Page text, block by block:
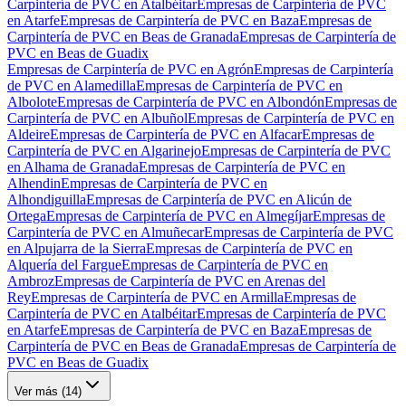
Carpintería de PVC en AtalbéitarEmpresas de Carpintería de PVC
en AtarfeEmpresas de Carpintería de PVC en BazaEmpresas de
Carpintería de PVC en Beas de GranadaEmpresas de Carpintería de
PVC en Beas de Guadix
Empresas de Carpintería de PVC en AgrónEmpresas de Carpintería
de PVC en AlamedillaEmpresas de Carpintería de PVC en
AlboloteEmpresas de Carpintería de PVC en AlbondónEmpresas de
Carpintería de PVC en AlbuñolEmpresas de Carpintería de PVC en
AldeireEmpresas de Carpintería de PVC en AlfacarEmpresas de
Carpintería de PVC en AlgarinejoEmpresas de Carpintería de PVC
en Alhama de GranadaEmpresas de Carpintería de PVC en
AlhendinEmpresas de Carpintería de PVC en
AlhondiguillaEmpresas de Carpintería de PVC en Alicún de
OrtegaEmpresas de Carpintería de PVC en AlmegíjarEmpresas de
Carpintería de PVC en AlmuñecarEmpresas de Carpintería de PVC
en Alpujarra de la SierraEmpresas de Carpintería de PVC en
Alquería del FargueEmpresas de Carpintería de PVC en
AmbrozEmpresas de Carpintería de PVC en Arenas del
ReyEmpresas de Carpintería de PVC en ArmillaEmpresas de
Carpintería de PVC en AtalbéitarEmpresas de Carpintería de PVC
en AtarfeEmpresas de Carpintería de PVC en BazaEmpresas de
Carpintería de PVC en Beas de GranadaEmpresas de Carpintería de
PVC en Beas de Guadix
Ver más (14)